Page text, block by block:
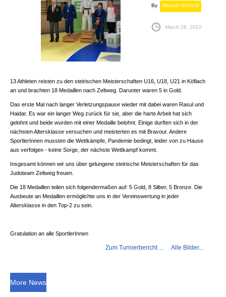
By Manuel Schantl
March 28, 2022
13 Athleten reisten zu den steirischen Meisterschaften U16, U18, U21 in Köflach
an und brachten 18 Medaillen nach Zeltweg. Darunter waren 5 in Gold.
Das erste Mal nach langer Verletzungspause wieder mit dabei waren Rasul und
Haidar. Es war ein langer Weg zurück für sie, aber die harte Arbeit hat sich
gelohnt und beide wurden mit einer Medaille belohnt. Einige durften sich in der
nächsten Altersklasse versuchen und meisterten es mit Bravour. Andere
SportlerInnen mussten die Wettkämpfe, Pandemie bedingt, leider von zu Hause
aus verfolgen - keine Sorge, der nächste Wettkampf kommt.
Insgesamt können wir uns über gelungene steirische Meisterschaften für das
Judoteam Zeltweg freuen.
Die 18 Medaillen teilen sich folgendermaßen auf: 5 Gold, 8 Silber, 5 Bronze. Die
Ausbeute an Medaillen ermöglichte uns in der Vereinswertung in jeder
Altersklasse in den Top-2 zu sein.
Gratulation an alle SportlerInnen
Alle Bilder...
Zum Turnierbericht ...
More News